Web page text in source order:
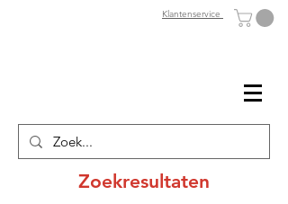
Klantenservice
Zoekresultaten